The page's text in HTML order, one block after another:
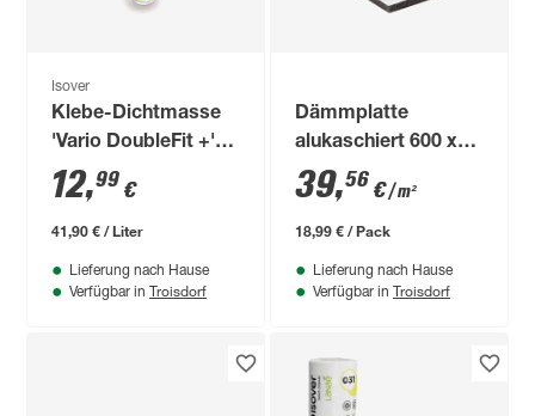
Isover
Klebe-Dichtmasse
'Vario DoubleFit +'
310 ml
12,99 €
41,90 € / Liter
Lieferung nach Hause
Verfügbar in Troisdorf
Dämmplatte
alukaschiert 600 x
800 x 10 mm
39,56 €/ m²
18,99 € / Pack
Lieferung nach Hause
Verfügbar in Troisdorf